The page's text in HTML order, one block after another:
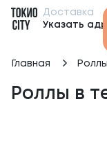
Доставка
Указать
Главная Роллы
Роллы в